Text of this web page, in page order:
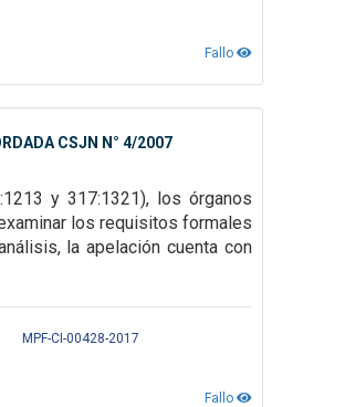
Fallo
CSJN N° 4/2007
y 317:1321), los órganos
los requisitos formales
laapelación cuenta con
MPF-CI-00428-2017
Fallo